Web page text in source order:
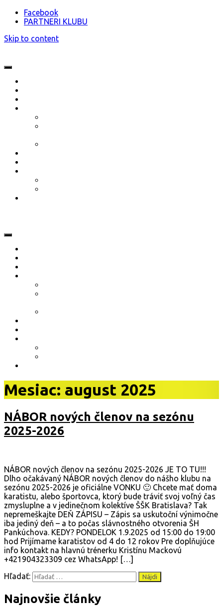
Facebook
PARTNERI KLUBU
Skip to content
Mesiac: august 2025
NÁBOR nových členov na sezónu
2025-2026
NÁBOR nových členov na sezónu 2025-2026 JE TO TU!!!
Dlho očakávaný NÁBOR nových členov do nášho klubu na
sezónu 2025-2026 je oficiálne VONKU 🙂 Chcete mať doma
karatistu, alebo športovca, ktorý bude tráviť svoj voľný čas
zmysluplne a v jedinečnom kolektíve ŠŠK Bratislava? Tak
nepremeškajte DEŇ ZÁPISU – Zápis sa uskutoční výnimočne
iba jediný deň – a to počas slávnostného otvorenia ŠH
Pankúchova. KEDY? PONDELOK 1.9.2025 od 15:00 do 19:00
hod Prijímame karatistov od 4 do 12 rokov Pre doplňujúce
info kontakt na hlavnú trénerku Kristínu Mackovú
+421904323309 cez WhatsApp! […]
Hľadať:
Najnovšie články